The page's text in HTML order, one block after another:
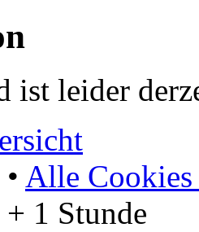
ist leider
• Alle Cookies
1 Stunde